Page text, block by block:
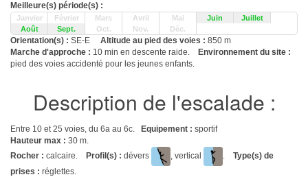
Meilleure(s) période(s) :
Janvier Février Mars Avril Mai Juin
Juillet
Août
Sept. Oct. Nov. Déc.
Orientation(s) : SE-E Altitude au pied des voies : 850 m
Marche d'approche : 10 min en descente raide.
Environnement du site :
pied des voies accidenté pour les jeunes enfants.
Description de l'escalade :
Entre 10 et 25 voies, du 6a au 6c. Equipement : sportif
Hauteur max : 30 m.
Rocher : calcaire. Profil(s) : dévers , vertical . Type(s) de
prises : réglettes.